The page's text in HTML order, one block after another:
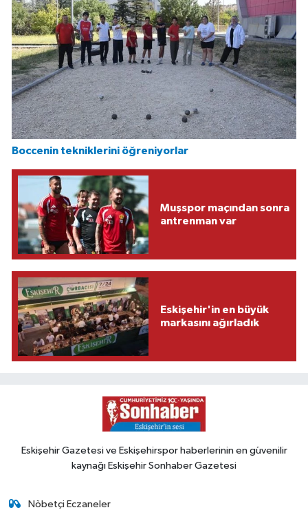
Boccenin tekniklerini öğreniyorlar
Muşspor maçından sonra
antrenman var
Eskişehir'in en büyük
markasını ağırladık
Eskişehir Gazetesi ve Eskişehirspor haberlerinin en güvenilir
kaynağı Eskişehir Sonhaber Gazetesi
Nöbetçi Eczaneler